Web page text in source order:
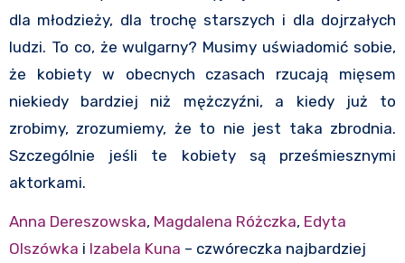
dla młodzieży, dla trochę starszych i dla dojrzałych
ludzi. To co, że wulgarny? Musimy uświadomić sobie,
że kobiety w obecnych czasach rzucają mięsem
niekiedy bardziej niż mężczyźni, a kiedy już to
zrobimy, zrozumiemy, że to nie jest taka zbrodnia.
Szczególnie jeśli te kobiety są prześmiesznymi
aktorkami.
Anna Dereszowska, Magdalena Różczka, Edyta
Olszówka i Izabela Kuna – czwóreczka najbardziej